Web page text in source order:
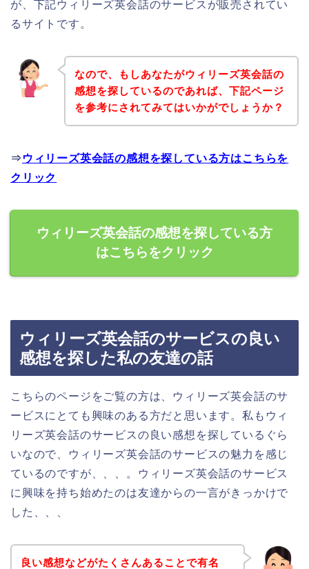
が、下記ウィリーズ英会話のサービスが販売されてい
るサイトです。
なので、もしあなたがウィリーズ英会話の
感想を探しているのであれば、下記ページ
を参考にされてみてはいかがでしょうか？
⇒ ウィリーズ英会話の感想を探している方はこちらを
クリック
ウィリーズ英会話の感想を探している方
はこちらをクリック
ウィリーズ英会話のサービスの良い
感想を探した私の友達の話
こちらのページをご覧の方は、ウィリーズ英会話のサ
ービスにとても興味のある方だと思います。私もウィ
リーズ英会話のサービスの良い感想を探しているぐら
いなので、ウィリーズ英会話のサービスの魅力を感じ
ているのですが、、、。ウィリーズ英会話のサービス
に興味を持ち始めたのは友達からの一言がきっかけで
した、、、
良い感想などがたくさんあることで有名